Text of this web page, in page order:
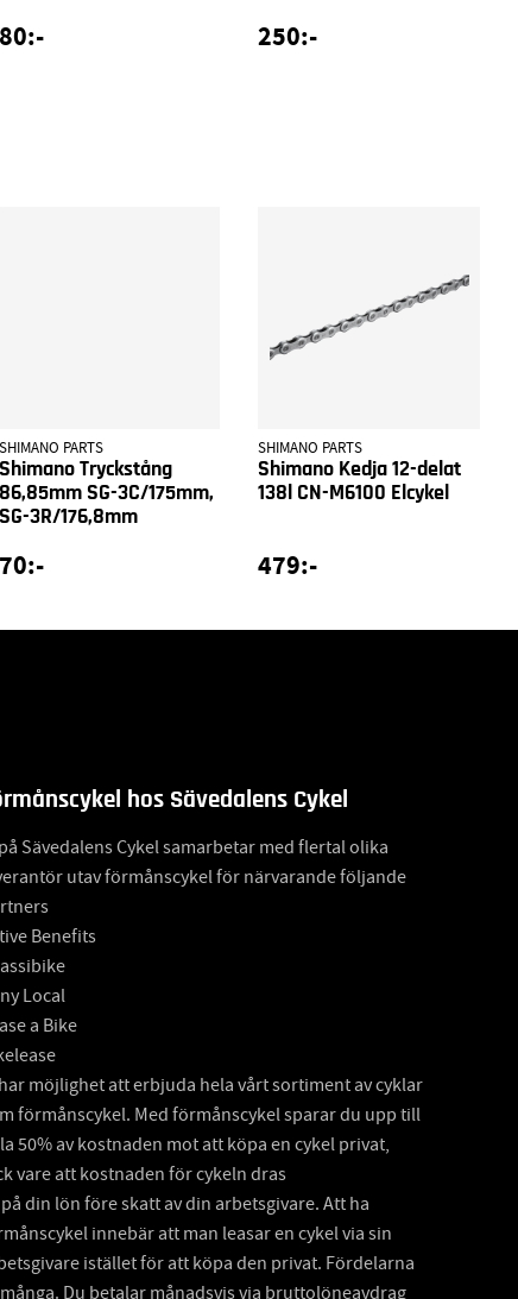
80:- 250:-
SHIMANO PARTS
Shimano Tryckstång
86,85mm SG-3C/175mm,
SG-3R/176,8mm
70:-
SHIMANO PARTS
Shimano Kedja 12-delat
138l CN-M6100 Elcykel
479:-
hos Sävedalens Cykel
Sävedalens Cykel samarbetar med flertal olika
utav förmånscykel för närvarande följande
Benefits
Local
a Bike
möjlighet att erbjuda hela vårt sortiment av cyklar
förmånscykel. Med förmånscykel sparar du upp till
50% av kostnaden mot att köpa en cykel privat,
vare att kostnaden för cykeln dras
på din lön före skatt av din arbetsgivare. Att ha
innebär att man leasar en cykel via sin
istället för att köpa den privat. Fördelarna
Du betalar månadsvis via bruttolöneavdrag